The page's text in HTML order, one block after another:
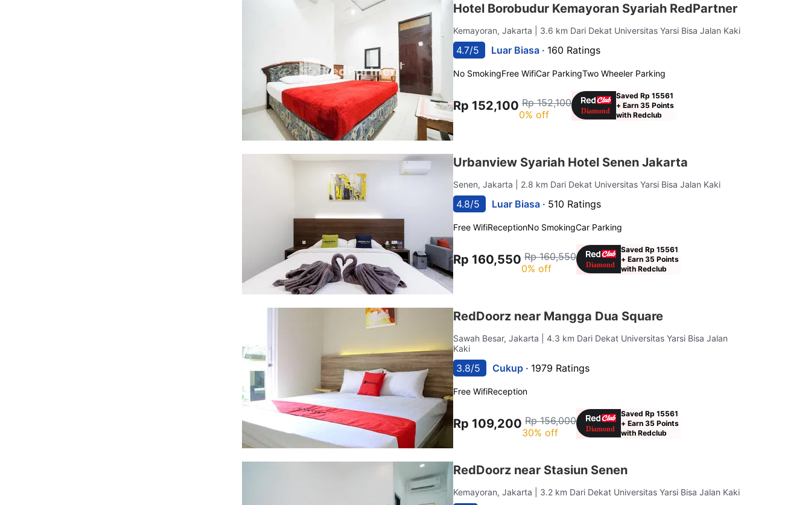
Hotel Borobudur Kemayoran Syariah RedPartner
Kemayoran, Jakarta | 3.6 km Dari Dekat Universitas Yarsi Bisa Jalan Kaki
4.7/5 Luar Biasa · 160 Ratings
No SmokingFree WifiCar ParkingTwo Wheeler Parking
Rp 152,100 Rp 152,100
0% off
Saved Rp 15561
+ Earn 35 Points
with Redclub
Urbanview Syariah Hotel Senen Jakarta
Senen, Jakarta | 2.8 km Dari Dekat Universitas Yarsi Bisa Jalan Kaki
4.8/5 Luar Biasa · 510 Ratings
Free WifiReceptionNo SmokingCar Parking
Rp 160,550 Rp 160,550
0% off
Saved Rp 15561
+ Earn 35 Points
with Redclub
RedDoorz near Mangga Dua Square
Sawah Besar, Jakarta
| 4.3 km Dari Dekat Universitas Yarsi Bisa Jalan
Kaki
3.8/5 Cukup · 1979 Ratings
Free WifiReception
Rp 109,200 Rp 156,000
30% off
Saved Rp 15561
+ Earn 35 Points
with Redclub
RedDoorz near Stasiun Senen
Kemayoran, Jakarta | 3.2 km Dari Dekat Universitas Yarsi Bisa Jalan Kaki